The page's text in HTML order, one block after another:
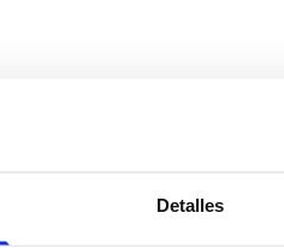
Detalles